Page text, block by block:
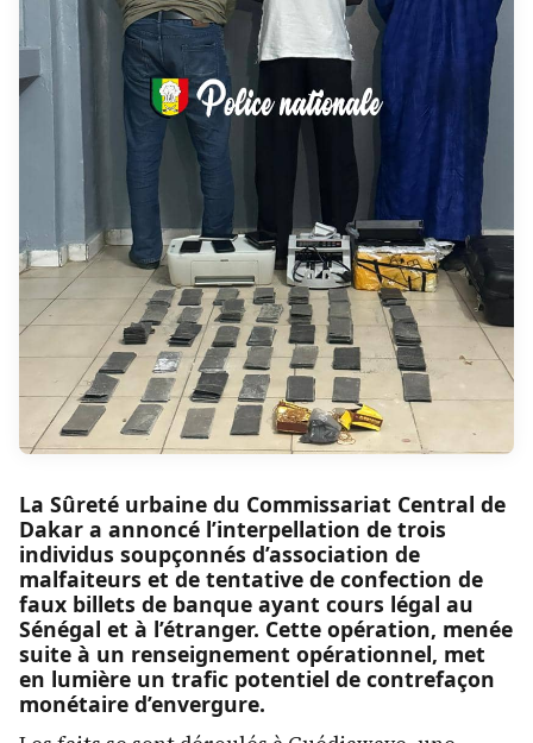
La Sûreté urbaine du Commissariat Central de
Dakar a annoncé l’interpellation de trois
individus soupçonnés d’association de
malfaiteurs et de tentative de confection de
faux billets de banque ayant cours légal au
Sénégal et à l’étranger. Cette opération, menée
suite à un renseignement opérationnel, met
en lumière un trafic potentiel de contrefaçon
monétaire d’envergure.